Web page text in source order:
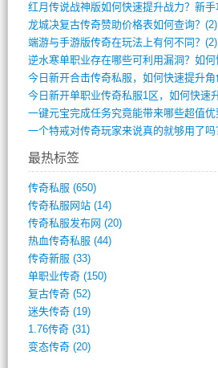
龙城决复古传奇赞助价格表如何查询？(2)
端游与手游版传奇在玩法上有何不同？(2)
最热标签
传奇私服 (650)
传奇私服网站(14)
传奇私服发布网 (20)
热血传奇私服 (44)
传奇新服 (33)
单职业传奇(150)
复古传奇(52)
迷失传奇(19)
1.76传奇(31)
变态传奇(20)